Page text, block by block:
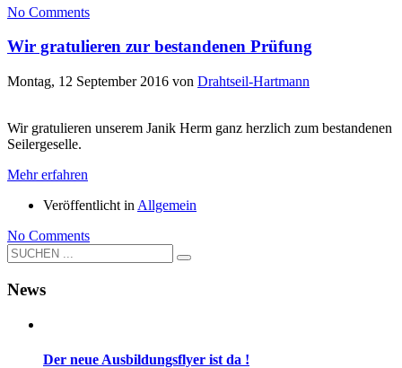
No Comments
Wir gratulieren zur bestandenen Prüfung
Montag, 12 September 2016 von Drahtseil-Hartmann
Wir gratulieren unserem Janik Herm ganz herzlich zum bestandenen
Seilergeselle.
Mehr erfahren
Veröffentlicht in Allgemein
No Comments
News
Der neue Ausbildungsflyer ist da !